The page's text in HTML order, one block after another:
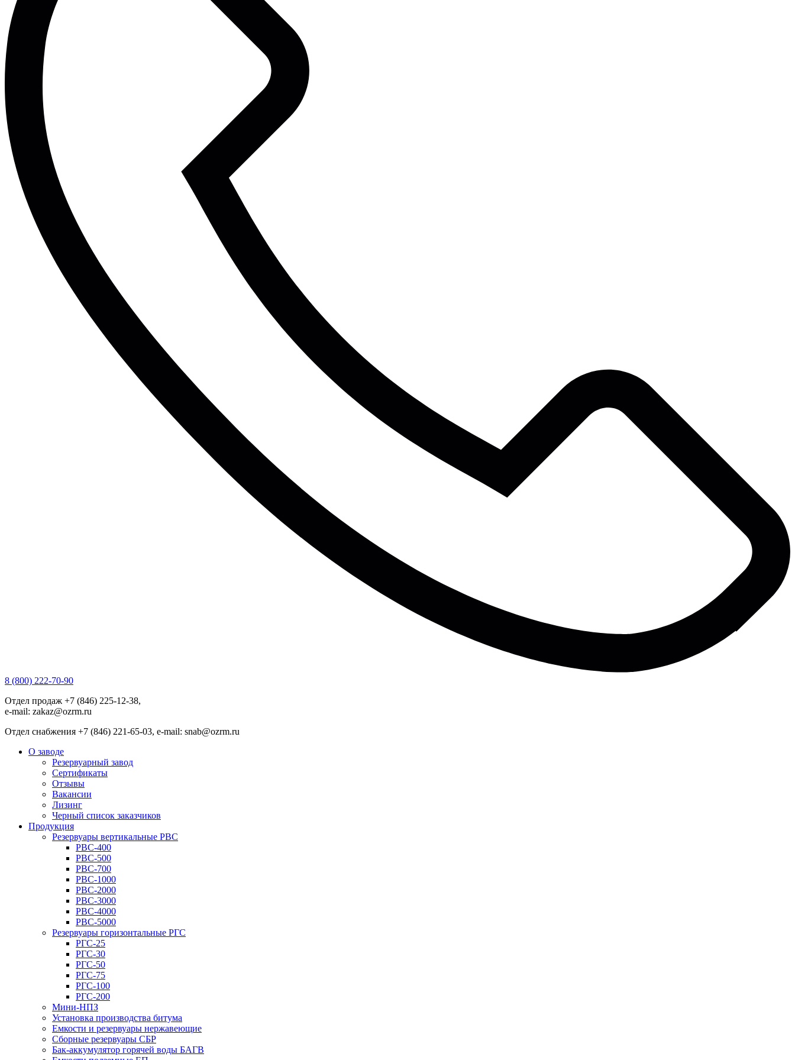
8 (800) 222-70-90
Отдел продаж +7 (846) 225-12-38,
e-mail: zakaz@ozrm.ru
Отдел снабжения +7 (846) 221-65-03, e-mail: snab@ozrm.ru
О заводе
Резервуарный завод
Сертификаты
Отзывы
Вакансии
Лизинг
Черный список заказчиков
Продукция
Резервуары вертикальные РВС
РВС-400
РВС-500
РВС-700
РВС-1000
РВС-2000
РВС-3000
РВС-4000
РВС-5000
Резервуары горизонтальные РГС
РГС-25
РГС-30
РГС-50
РГС-75
РГС-100
РГС-200
Мини-НПЗ
Установка производства битума
Емкости и резервуары нержавеющие
Сборные резервуары СБР
Бак-аккумулятор горячей воды БАГВ